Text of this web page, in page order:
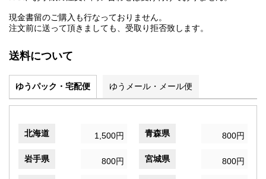
現金書留のご購入も行なっておりません。
注文前に送って頂きましても、受取り拒否致します。
送料について
ゆうパック・宅配便 ゆうメール・メール便
北海道 1,500円 青森県 800円
岩手県 800円 宮城県 800円